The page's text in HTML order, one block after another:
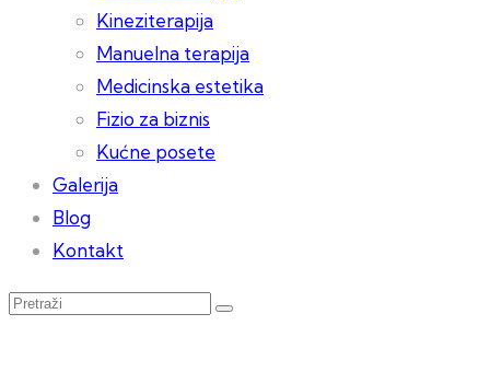
Kineziterapija
Manuelna terapija
Medicinska estetika
Fizio za biznis
Kućne posete
Galerija
Blog
Kontakt